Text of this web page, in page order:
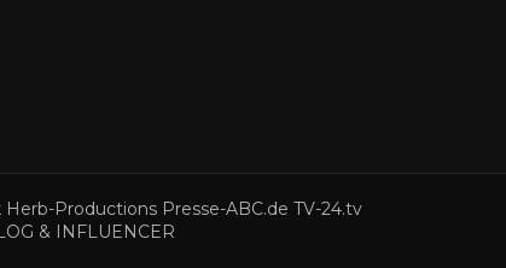
Productions Presse-ABC.de TV-24.tv
& INFLUENCER